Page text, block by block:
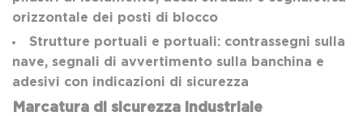
orizzontale dei posti di blocco
Strutture portuali e portuali: contrassegni sulla
nave, segnali di avvertimento sulla banchina e
adesivi con indicazioni di sicurezza
Marcatura di sicurezza industriale